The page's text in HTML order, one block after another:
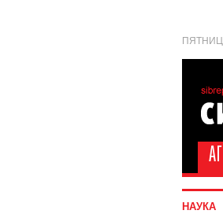
НАУКА